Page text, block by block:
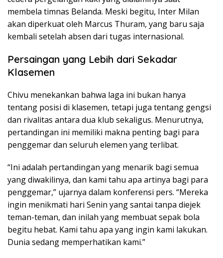
membela timnas Belanda. Meski begitu, Inter Milan
akan diperkuat oleh Marcus Thuram, yang baru saja
kembali setelah absen dari tugas internasional.
Persaingan yang Lebih dari Sekadar
Klasemen
Chivu menekankan bahwa laga ini bukan hanya
tentang posisi di klasemen, tetapi juga tentang gengsi
dan rivalitas antara dua klub sekaligus. Menurutnya,
pertandingan ini memiliki makna penting bagi para
penggemar dan seluruh elemen yang terlibat.
“Ini adalah pertandingan yang menarik bagi semua
yang diwakilinya, dan kami tahu apa artinya bagi para
penggemar,” ujarnya dalam konferensi pers. “Mereka
ingin menikmati hari Senin yang santai tanpa diejek
teman-teman, dan inilah yang membuat sepak bola
begitu hebat. Kami tahu apa yang ingin kami lakukan.
Dunia sedang memperhatikan kami.”